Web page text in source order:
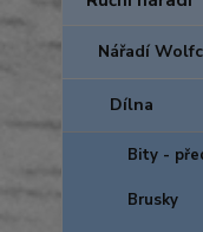
Nářadí
Dílna
Bity -
Brusky